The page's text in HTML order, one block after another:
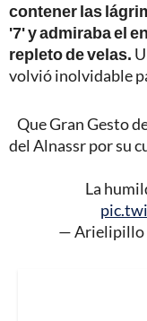
contener las
'7' y admiraba el
repleto de velas.
volvió inolvidable
Que Gran Gesto
del Alnassr por su
La
— Arielipillo